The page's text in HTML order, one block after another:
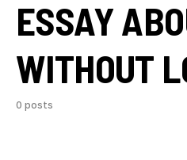
ESSAY
WITHOUT
0 posts